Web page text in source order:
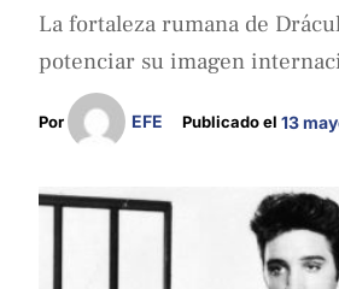
La fortaleza rumana de
potenciar su imagen
Por EFE Publicado el 13